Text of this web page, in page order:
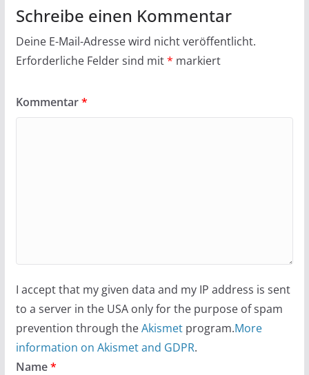
Schreibe einen Kommentar
Deine E-Mail-Adresse wird nicht veröffentlicht.
Erforderliche Felder sind mit* markiert
Kommentar*
I accept that my given data and my IP address is sent
to a server in the USA only for the purpose of spam
prevention through theAkismetprogram.More
information on Akismet and GDPR.
Name*